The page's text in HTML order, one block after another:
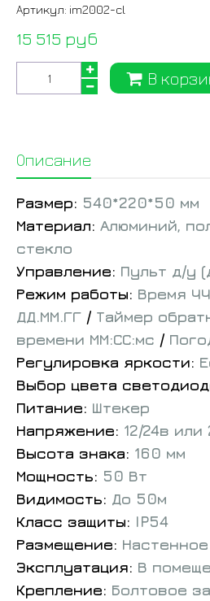
Артикул: im2002-cl
15 515 руб
В
Описание
Размер: 540*220*50 мм
Материал: Алюминий,
стекло
Управление: Пульт д/у
Режим работы: Время
ДД.ММ.ГГ / Таймер
времени ММ:СС:мс /
Регулировка яркости:
Выбор цвета
Питание: Штекер
Напряжение: 12/24в или
Высота знака: 160 мм
Мощность: 50 Вт
Видимость: До 50м
Класс защиты: IP54
Размещение: Настенное
Эксплуатация: В
Крепление: Болтовое